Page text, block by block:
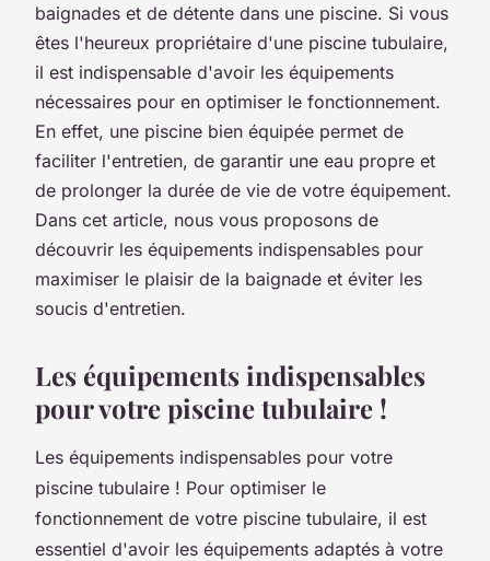
baignades et de détente dans une piscine. Si vous
êtes l'heureux propriétaire d'une piscine tubulaire,
il est indispensable d'avoir les équipements
nécessaires pour en optimiser le fonctionnement.
En effet, une piscine bien équipée permet de
faciliter l'entretien, de garantir une eau propre et
de prolonger la durée de vie de votre équipement.
Dans cet article, nous vous proposons de
découvrir les équipements indispensables pour
maximiser le plaisir de la baignade et éviter les
soucis d'entretien.
Les équipements indispensables
pour votre piscine tubulaire !
Les équipements indispensables pour votre
piscine tubulaire ! Pour optimiser le
fonctionnement de votre piscine tubulaire, il est
essentiel d'avoir les équipements adaptés à votre